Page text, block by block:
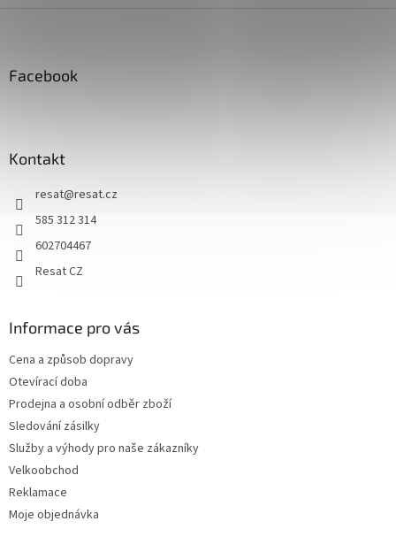
Facebook
Kontakt
resat@resat.cz
585 312 314
602704467
Resat CZ
Informace pro vás
Cena a způsob dopravy
Otevírací doba
Prodejna a osobní odběr zboží
Sledování zásilky
Služby a výhody pro naše zákazníky
Velkoobchod
Reklamace
Moje objednávka